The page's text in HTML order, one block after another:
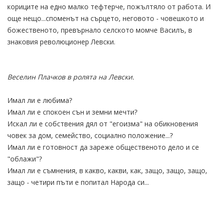
кориците на едно малко тефтерче, пожълтяло от работа. И
още нещо...споменът на сърцето, неговото - човешкото и
божественото, превърнало селското момче Василъ, в
знаковия революционер Левски.
Веселин Плачков в ролята на Левски.
Имал ли е любима?
Имал ли е спокоен сън и земни мечти?
Искал ли е собствения дял от "егоизма" на обикновения
човек за дом, семейство, социално положение...?
Имал ли е готовност да зареже общественото дело и се
"облажи"?
Имал ли е съмнения, в какво, какви, как, защо, защо, защо,
защо - четири пъти е попитал Народа си...